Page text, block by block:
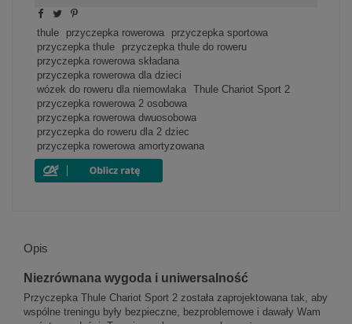
thule przyczepka rowerowa
przyczepka sportowa
przyczepka thule
przyczepka thule do roweru
przyczepka rowerowa składana
przyczepka rowerowa dla dzieci
wózek do roweru dla niemowlaka
Thule Chariot Sport 2
przyczepka rowerowa 2 osobowa
przyczepka rowerowa dwuosobowa
przyczepka do roweru dla 2 dziec
przyczepka rowerowa amortyzowana
Opis
Niezrównana wygoda i uniwersalność
Przyczepka Thule Chariot Sport 2 została zaprojektowana tak, aby
wspólne treningu były bezpieczne, bezproblemowe i dawały Wam